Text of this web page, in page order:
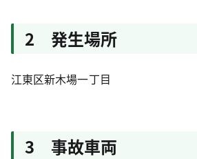
2 発生場所
江東区新木場一丁目
3 事故車両